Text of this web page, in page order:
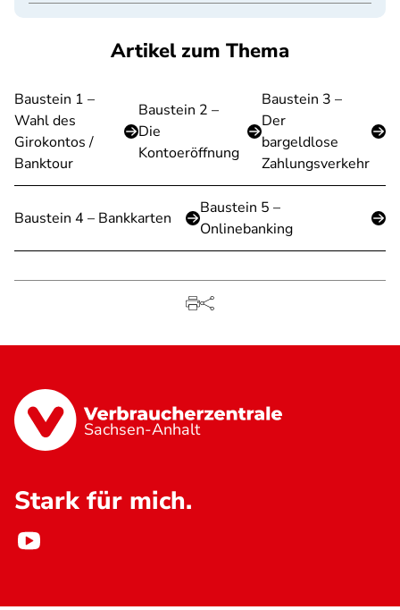
Artikel zum Thema
Baustein 1 –
Wahl des
Girokontos /
Banktour
Baustein 2 –
Die
Kontoeröffnung
Baustein 3 –
Der
bargeldlose
Zahlungsverkehr
Baustein 4 – Bankkarten
Baustein 5 –
Onlinebanking
Sachsen-Anhalt
Stark für mich.